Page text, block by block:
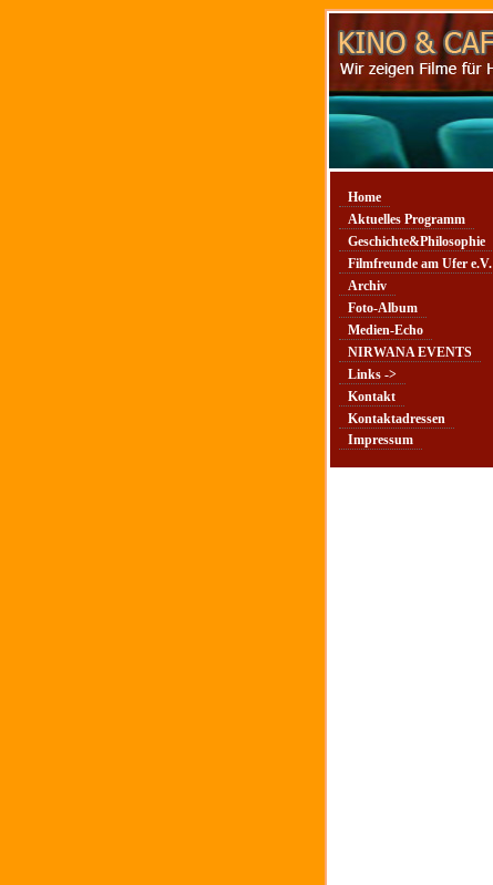
Home
Aktuelles Programm
Geschichte&Philosophie
Filmfreunde am Ufer e.V.
Archiv
Foto-Album
Medien-Echo
NIRWANA EVENTS
Links ->
Kontakt
Kontaktadressen
Impressum